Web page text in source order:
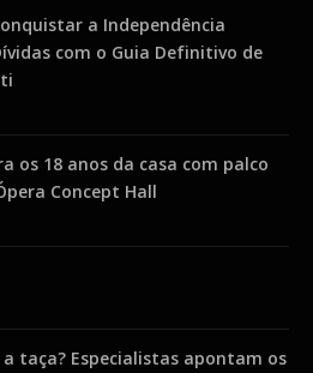
a Independência
com o Guia Definitivo de
os 18 anos da casa com palco
Concept Hall
taça? Especialistas apontam os